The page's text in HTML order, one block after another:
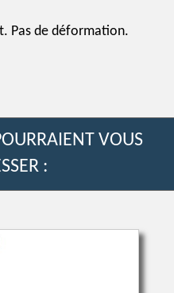
Pas de déformation.
VOUS
: